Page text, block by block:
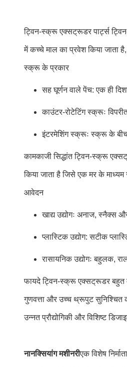
ट्विन-स्क्रू एक्सट्रूडर पार्ट्स
में कच्चे माल का प्रवेश किया जाता
स्क्रू के प्रकार
सह घूर्णन वाले पेंच: एक ही
काउंटर-रोटेटिंग स्क्रूः
इंटरमेशिंग स्क्रूः स्क्रू के बीच
कामकाजी सिद्धांत ट्विन-स्क्रू
किया जाता है जिसे एक मर के माध्यम
आवेदन
खाद्य उद्योगः अनाज, स्नैक्स
प्लास्टिक उद्योग: सटीक
रासायनिक उद्योगः बहुलक,
फायदे ट्विन-स्क्रू एक्सट्रूडर बहुत
गुणवत्ता और उच्च थ्रूपुट सुनिश्चित
उन्नत प्रौद्योगिकी और विशिष्ट
नानक्सियांग मशीनरीएक विशेष